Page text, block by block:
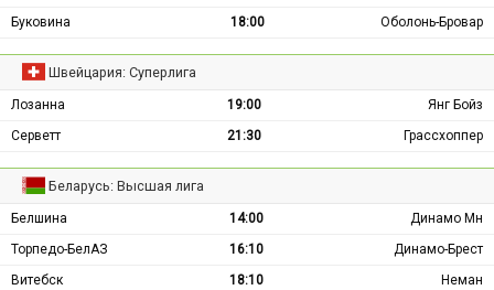
Буковина
18:00 Оболонь-Бровар
Швейцария: Суперлига
Лозанна 19:00
Янг Бойз
Серветт
21:30 Грассхоппер
Беларусь: Высшая лига
Белшина 14:00
Динамо Мн
Торпедо-БелАЗ
16:10
Динамо-Брест
Витебск
18:10 Неман